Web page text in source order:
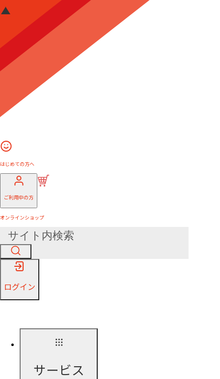
はじめての方へ
ご利用中の方
オンラインショップ
ログイン
サービス